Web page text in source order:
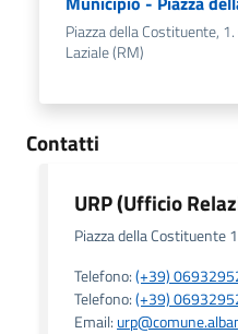
Piazza della Costituente,
Laziale (RM)
Contatti
URP (Ufficio
Piazza della Costituente 1
Telefono:(+39)
Telefono:(+39)
Email: